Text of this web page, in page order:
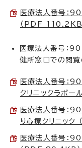
医療法人番号：
（PDF 110.2KB
医療法人番号：
健所窓口での閲覧
医療法人番号：
クリニックラポ
医療法人番号：
り心療クリニッ
医療法人番号：